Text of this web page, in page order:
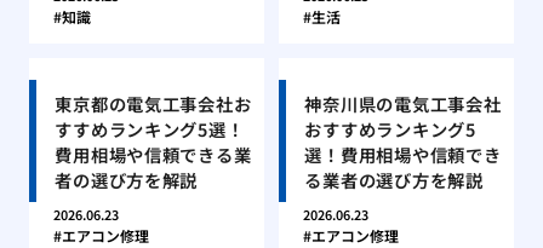
知識 生活
東京都の電気工事会社お
すすめランキング5選！
費用相場や信頼できる業
者の選び方を解説
2026.06.23
エアコン修理
神奈川県の電気工事会社
おすすめランキング5
選！費用相場や信頼でき
る業者の選び方を解説
2026.06.23
エアコン修理